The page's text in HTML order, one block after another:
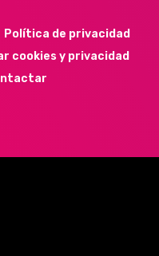
Política de privacidad
cookies y privacidad